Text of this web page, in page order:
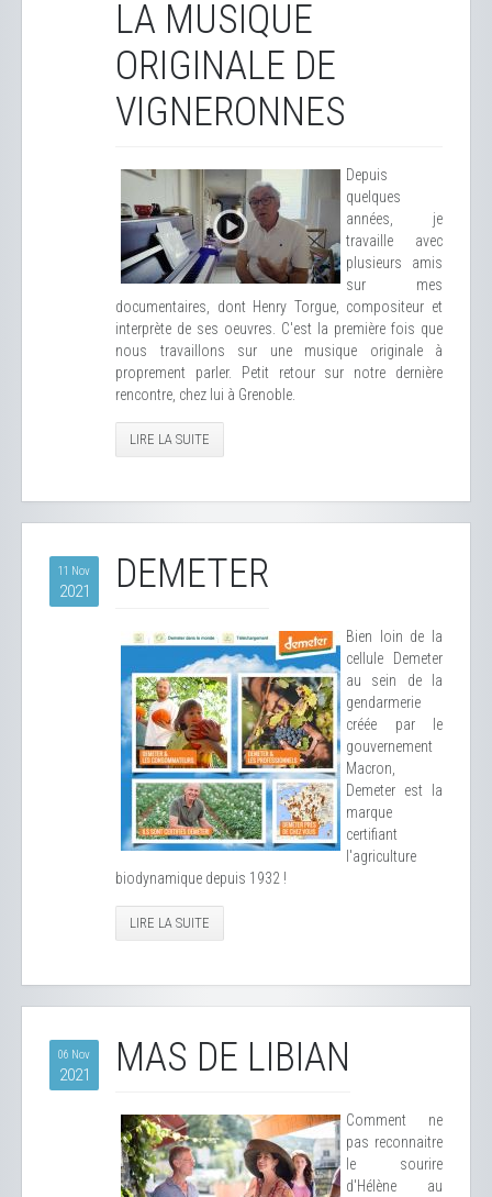
LA MUSIQUE
ORIGINALE DE
VIGNERONNES
Depuis
quelques
années, je
travaille avec
plusieurs amis
sur mes
documentaires, dont Henry Torgue, compositeur et
interprète de ses oeuvres. C'est la première fois que
nous travaillons sur une musique originale à
proprement parler. Petit retour sur notre dernière
rencontre, chez lui à Grenoble.
LIRE LA SUITE
11 Nov
2021 DEMETER
Bien loin de la
cellule Demeter
au sein de la
gendarmerie
créée par le
gouvernement
Macron,
Demeter est la
marque
certifiant
l'agriculture
biodynamique depuis 1932 !
LIRE LA SUITE
06 Nov
2021 MAS DE LIBIAN
Comment ne
pas reconnaitre
le sourire
d'Hélène au